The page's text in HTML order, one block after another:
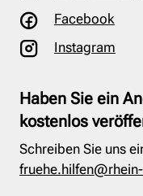
Facebook
Instagram
Haben Sie ein
kostenlos
Schreiben Sie uns